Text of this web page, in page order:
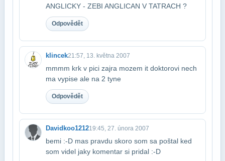
ANGLICKY - ZEBI ANGLICAN V TATRACH ?
Odpovědět
klincek21:57, 13. května 2007
mmmm krk v pici zajra mozem it doktorovi nech
ma vypise ale na 2 tyne
Odpovědět
Davidkoo121219:45, 27. února 2007
bemi :-D mas pravdu skoro som sa poštal ked
som videl jaky komentar si pridal :-D